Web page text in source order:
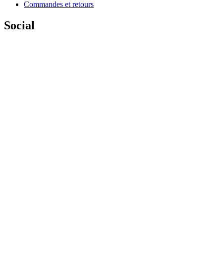
Commandes et retours
Social